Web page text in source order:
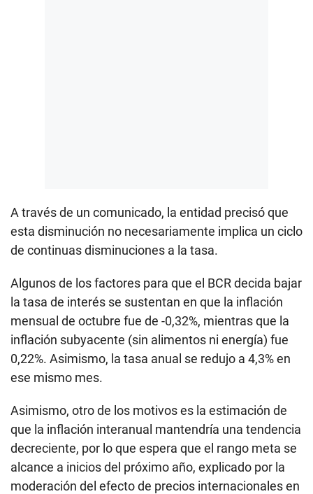
A través de un comunicado, la entidad precisó que
esta disminución no necesariamente implica un ciclo
de continuas disminuciones a la tasa.
Algunos de los factores para que el BCR decida bajar
la tasa de interés se sustentan en que la inflación
mensual de octubre fue de -0,32%, mientras que la
inflación subyacente (sin alimentos ni energía) fue
0,22%. Asimismo, la tasa anual se redujo a 4,3% en
ese mismo mes.
Asimismo, otro de los motivos es la estimación de
que la inflación interanual mantendría una tendencia
decreciente, por lo que espera que el rango meta se
alcance a inicios del próximo año, explicado por la
moderación del efecto de precios internacionales en